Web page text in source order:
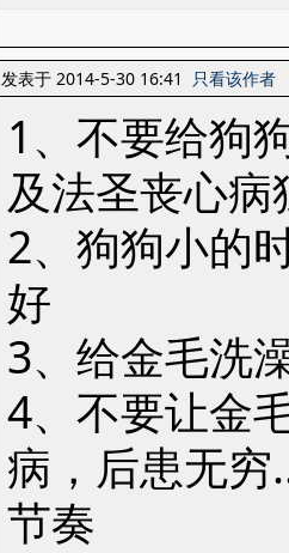
发表于 2014-5-30 16:41 只看该作者
1、不要给狗
及法圣丧心
2、狗狗小的
好
3、给金毛洗
4、不要让金
病，后患无
节奏